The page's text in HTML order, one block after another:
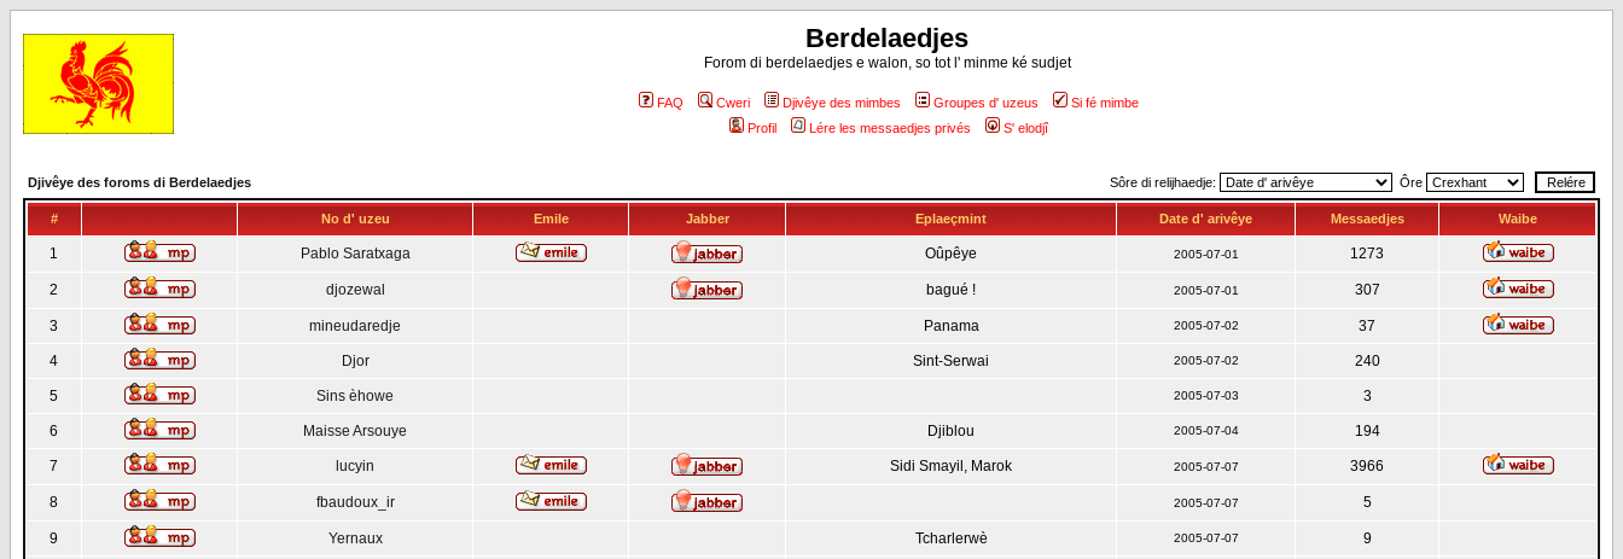
Berdelaedjes
Forom di berdelaedjes e walon, so tot l' minme ké sudjet
FAQ Cweri Djivêye des mimbes Groupes d' uzeus
Si fé mimbe
Profil
Lére les messaedjes privés S' elodjî
Djivêye des foroms di Berdelaedjes Sôre di relijhaedje: Ôre
# No d' uzeu Emile Jabber Eplaeçmint Date d' arivêye Messaedjes Waibe
1 Pablo Saratxaga Oûpêye 2005-07-01 1273
2 djozewal bagué ! 2005-07-01 307
3 mineudaredje Panama 2005-07-02 37
4 Djor Sint-Serwai 2005-07-02 240
5 Sins èhowe 2005-07-03 3
6 Maisse Arsouye Djiblou 2005-07-04 194
7 lucyin Sidi Smayil, Marok 2005-07-07 3966
8 fbaudoux_ir 2005-07-07 5
9 Yernaux Tcharlerwè 2005-07-07 9